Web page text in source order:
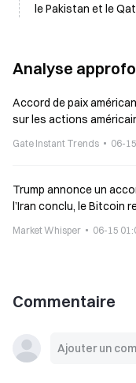
le Pakistan et le
Analyse
Accord de paix
sur les actions
Gate Instant Trends 06-
Trump annonce un
l’Iran conclu, le Bitcoin
Market Whisper 06-15
Commentaire